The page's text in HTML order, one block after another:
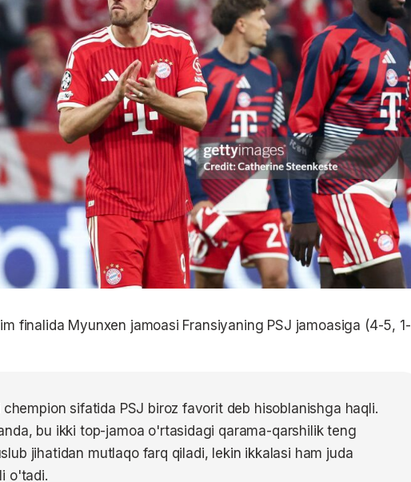
finalida Myunxen jamoasi Fransiyaning PSJ jamoasiga (4-5, 1-
sifatida PSJ biroz favorit deb hisoblanishga haqli.
bu ikki top-jamoa o'rtasidagi qarama-qarshilik teng
jihatidan mutlaqo farq qiladi, lekin ikkalasi ham juda
o'tadi.